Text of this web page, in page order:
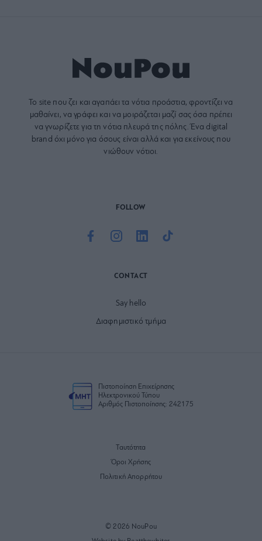
Το site που ζει και αγαπάει τα νότια προάστια, φροντίζει να
μαθαίνει, να γράφει και να μοιράζεται μαζί σας όσα πρέπει
να γνωρίζετε για τη νότια πλευρά της πόλης. Ένα digital
brand όχι μόνο για όσους είναι αλλά και για εκείνους που
νιώθουν νότιοι.
FOLLOW
CONTACT
Say hello
Διαφημιστικό τμήμα
Πιστοποίηση Επιχείρησης
Ηλεκτρονικού Τύπου
Αριθμός Πιστοποίησης: 242175
Ταυτότητα
Όροι Χρήσης
Πολιτική Απορρήτου
© 2026 NouPou